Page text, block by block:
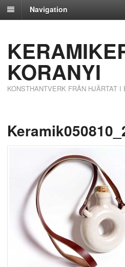
Navigation
KORANYI
KONSTHANTVERK FRÅN HJÄRTAT I